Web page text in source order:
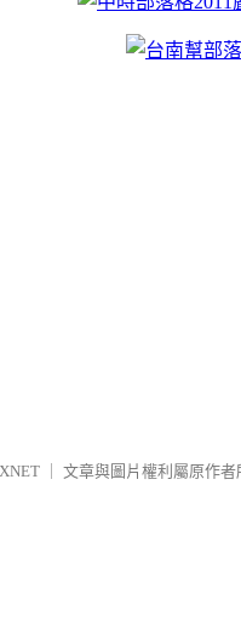
文章與圖片權利屬原作者